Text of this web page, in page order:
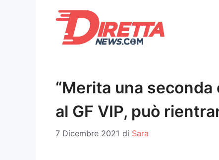
“Merita una seconda
al GF VIP, può
7 Dicembre 2021 di Sara